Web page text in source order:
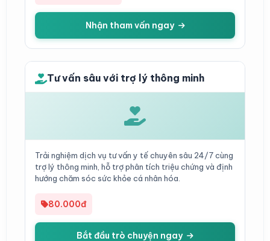
Nhận tham vấn ngay
Tư vấn sâu với trợ lý thông minh
Trải nghiệm dịch vụ tư vấn y tế chuyên sâu 24/7 cùng
trợ lý thông minh, hỗ trợ phân tích triệu chứng và định
hướng chăm sóc sức khỏe cá nhân hóa.
80.000đ
Bắt đầu trò chuyện ngay